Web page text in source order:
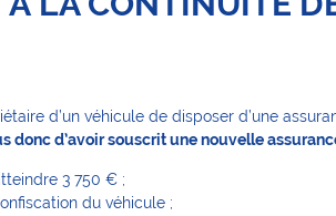
d’un véhicule de disposer d’une
donc d’avoir souscrit une nouvelle
3 750 € ;
du véhicule ;